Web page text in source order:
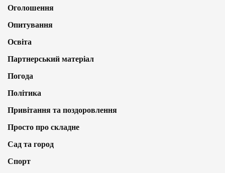
Оголошення
Опитування
Освіта
Партнерський матеріал
Погода
Політика
Привітання та поздоровлення
Просто про складне
Сад та город
Спорт